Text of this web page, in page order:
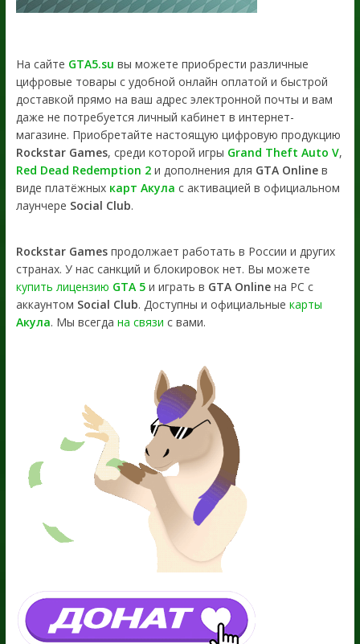
На сайте GTA5.su вы можете приобрести различные
цифровые товары с удобной онлайн оплатой и быстрой
доставкой прямо на ваш адрес электронной почты и вам
даже не потребуется личный кабинет в интернет-
магазине. Приобретайте настоящую цифровую продукцию
Rockstar Games, среди которой игры Grand Theft Auto V,
Red Dead Redemption 2и дополнения для GTA Onlineв
виде платёжных карт Акула с активацией в официальном
лаунчере Social Club.
Rockstar Gamesпродолжает работать в России и других
странах. У нас санкций и блокировок нет. Вы можете
купить лицензию GTA 5и играть в GTA Onlineна PC с
аккаунтом Social Club. Доступны и официальные карты
Акула. Мы всегда на связи с вами.